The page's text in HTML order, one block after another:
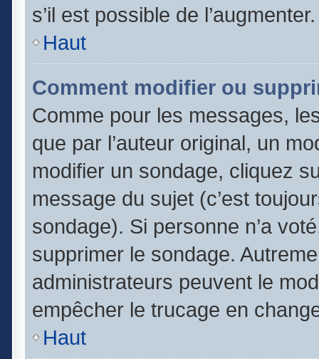
s’il est possible de l’augmenter.
Haut
Comment modifier ou
Comme pour les messages,
que par l’auteur original, un
modifier un sondage, cliquez
message du sujet (c’est
sondage). Si personne n’a
supprimer le sondage.
administrateurs peuvent le
empêcher le trucage en
Haut